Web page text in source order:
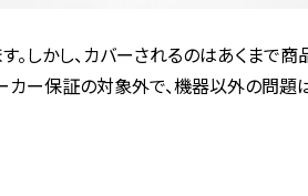
しかし、カバーされるのはあくまで商
ー保証の対象外で、機器以外の問題